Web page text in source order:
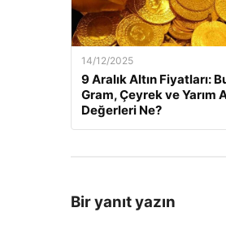
14/12/2025
9 Aralık Altın Fiyatları:
Gram, Çeyrek ve Yarım
Değerleri Ne?
Bir yanıt yazın